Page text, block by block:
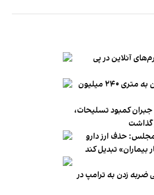
آنلاین در پی
میانگین قیمت مسکن در تهران به متری ۲۴۰ میلیون
کمبود تسلیحات،
گذاشت
حذف ارز دارو
ضربه زدن به ترامپ در